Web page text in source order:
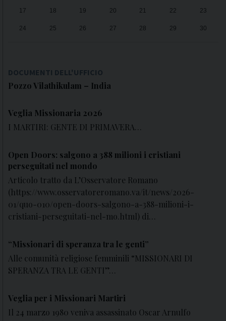
17 18 19 20 21 22 23
24 25 26 27 28 29 30
DOCUMENTI DELL'UFFICIO
Pozzo Vilathikulam – India
Veglia Missionaria 2026
I MARTIRI: GENTE DI PRIMAVERA…
Open Doors: salgono a 388 milioni i cristiani
perseguitati nel mondo
Articolo tratto da L’Osservatore Romano
(https://www.osservatoreromano.va/it/news/2026-
01/quo-010/open-doors-salgono-a-388-milioni-i-
cristiani-perseguitati-nel-mo.html) di…
“Missionari di speranza tra le genti”
Alle comunità religiose femminili “MISSIONARI DI
SPERANZA TRA LE GENTI”…
Veglia per i Missionari Martiri
Il 24 marzo 1980 veniva assassinato Oscar Arnulfo